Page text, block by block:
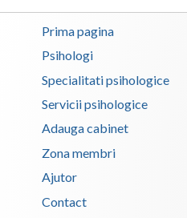
Prima pagina
Psihologi
Specialitati psihologice
Servicii psihologice
Adauga cabinet
Zona membri
Ajutor
Contact